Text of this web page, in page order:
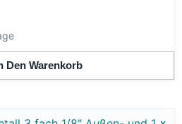
Den Warenkorb